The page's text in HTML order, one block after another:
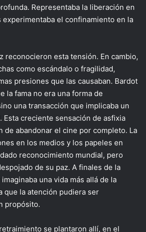
Representaba la liberación en
experimentaba el confinamiento en la
reconocieron esta tensión. En cambio,
como escándalo o fragilidad,
presiones que las causaban. Bardot
la fama no era una forma de
una transacción que implicaba un
Esta creciente sensación de asfixia
de abandonar el cine por completo. La
en los medios y los papeles en
reconocimiento mundial, pero
de su paz. A finales de la
una vida más allá de la
que la atención pudiera ser
propósito.
se plantaron allí, en el